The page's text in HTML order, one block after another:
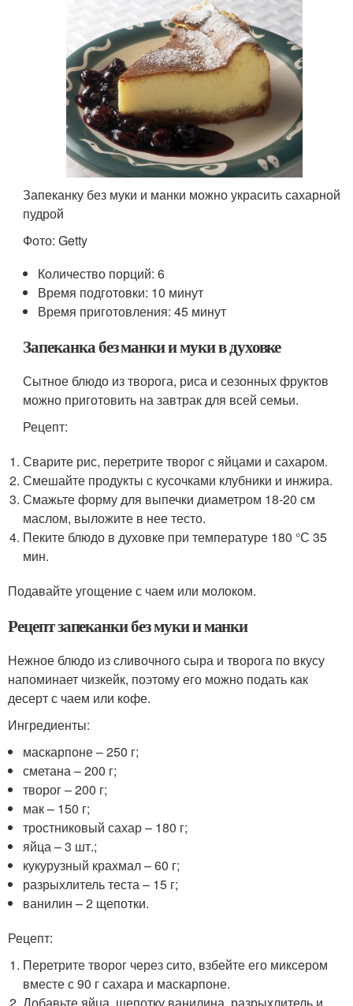
Запеканку без муки и манки можно украсить сахарной
пудрой
Фото: Getty
Количество порций: 6
Время подготовки: 10 минут
Время приготовления: 45 минут
Запеканка без манки и муки в духовке
Сытное блюдо из творога, риса и сезонных фруктов
можно приготовить на завтрак для всей семьи.
Рецепт:
Сварите рис, перетрите творог с яйцами и сахаром.
Смешайте продукты с кусочками клубники и инжира.
Смажьте форму для выпечки диаметром 18-20 см
маслом, выложите в нее тесто.
Пеките блюдо в духовке при температуре 180 °С 35
мин.
Подавайте угощение с чаем или молоком.
Рецепт запеканки без муки и манки
Нежное блюдо из сливочного сыра и творога по вкусу
напоминает чизкейк, поэтому его можно подать как
десерт с чаем или кофе.
Ингредиенты:
маскарпоне – 250 г;
сметана – 200 г;
творог – 200 г;
мак – 150 г;
тростниковый сахар – 180 г;
яйца – 3 шт.;
кукурузный крахмал – 60 г;
разрыхлитель теста – 15 г;
ванилин – 2 щепотки.
Рецепт:
Перетрите творог через сито, взбейте его миксером
вместе с 90 г сахара и маскарпоне.
Добавьте яйца, щепотку ванилина, разрыхлитель и